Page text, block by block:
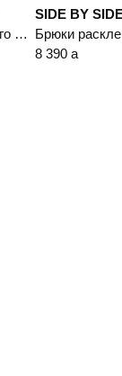
Брюки бежевого цвета из смесовой вискозы свободного кроя
SIDE BY
8 390 a